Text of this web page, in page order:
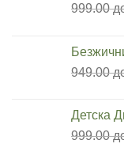
999.00
949.00
Детска
999.00